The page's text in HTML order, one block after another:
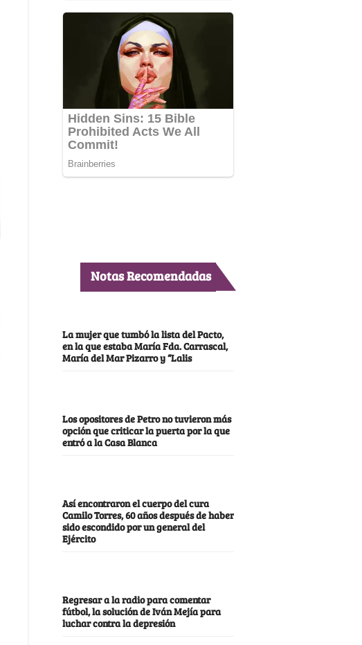
Notas Recomendadas
La mujer que tumbó la lista del Pacto,
en la que estaba María Fda. Carrascal,
María del Mar Pizarro y “Lalis
Los opositores de Petro no tuvieron más
opción que criticar la puerta por la que
entró a la Casa Blanca
Así encontraron el cuerpo del cura
Camilo Torres, 60 años después de haber
sido escondido por un general del
Ejército
Regresar a la radio para comentar
fútbol, la solución de Iván Mejía para
luchar contra la depresión